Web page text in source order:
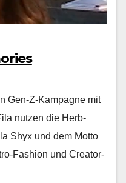
Gen-Z-Kampagne mit
nutzen die Herb­
Shyx und dem Mot­to
Fash­ion und Cre­ator-